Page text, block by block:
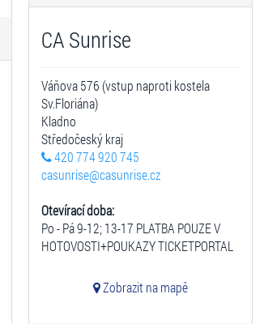
CA Sunrise
Váňova 576 (vstup naproti kostela
Sv.Floriána)
Kladno
Středočeský kraj
420 774 920 745
casunrise@casunrise.cz
Otevírací doba:
Po - Pá 9-12; 13-17 PLATBA POUZE V
HOTOVOSTI+POUKAZY TICKETPORTAL
Zobrazit na mapě